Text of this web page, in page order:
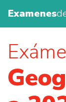
Examenes